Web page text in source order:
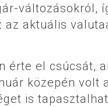
változásokról,
az aktuális
érte el csúcsát,
közepén volt
is